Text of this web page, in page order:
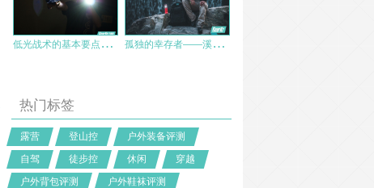
低
光战术的基本要点—FENIX PD35 战术版手电实测 孤
独的幸存者——溪流之光 幸存者 使用评测
热门标签
露营 登山控
户外装备评测
自驾
徒步控 休闲
穿越
户外背包评测
户外鞋袜评测